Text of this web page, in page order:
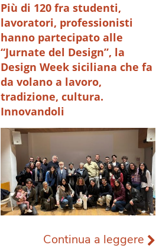
Più di 120 fra studenti,
lavoratori, professionisti
hanno partecipato alle
“Jurnate del Design”, la
Design Week siciliana che fa
da volano a lavoro,
tradizione, cultura.
Innovandoli
Continua a leggere